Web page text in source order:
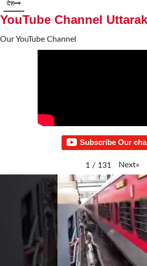
देश
YouTube Channel
Our YouTube Channel
Subscribe Our
1 / 131 Next»